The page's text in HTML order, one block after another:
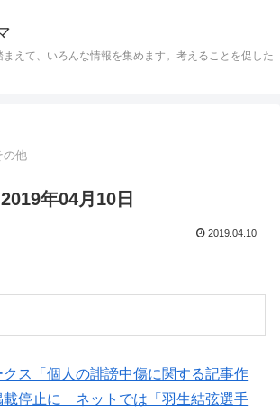
えて、いろんな情報を集めます。考えることを促した
の他
年04月10日
2019.04.10
クス「個人の誹謗中傷に関する記事作
載停止に ネットでは「羽生結弦選手